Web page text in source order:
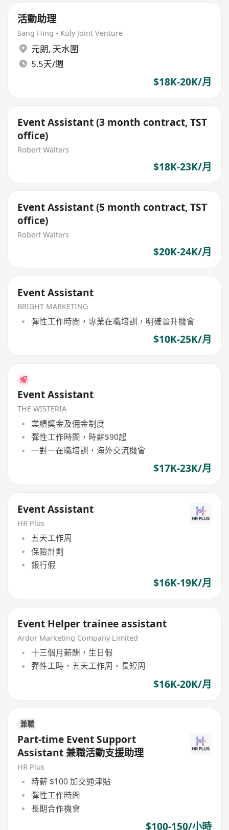
活動助理
Sang Hing - Kuly Joint Venture
元朗, 天水圍
5.5天/週
$18K-20K/月
Event Assistant (3 month contract, TST
office)
Robert Walters
$18K-23K/月
Event Assistant (5 month contract, TST
office)
Robert Walters
$20K-24K/月
Event Assistant
BRIGHT MARKETING
彈性工作時間，專業在職培訓，明確晉升機會
$10K-25K/月
Event Assistant
THE WISTERIA
業績獎金及佣金制度
彈性工作時間，時薪$90起
一對一在職培訓，海外交流機會
$17K-23K/月
Event Assistant
HR Plus
五天工作周
保險計劃
銀行假
$16K-19K/月
Event Helper trainee assistant
Ardor Marketing Company Limited
十三個月薪酬，生日假
彈性工時，五天工作周，長短周
$16K-20K/月
兼職
Part-time Event Support
Assistant 兼職活動支援助理
HR Plus
時薪 $100 加交通津貼
彈性工作時間
長期合作機會
$100-150/小時